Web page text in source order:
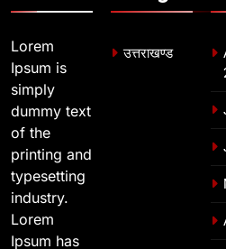
Lorem
Ipsum is
simply
dummy text
of the
printing and
typesetting
industry.
Lorem
Ipsum has
उत्तराखण्ड